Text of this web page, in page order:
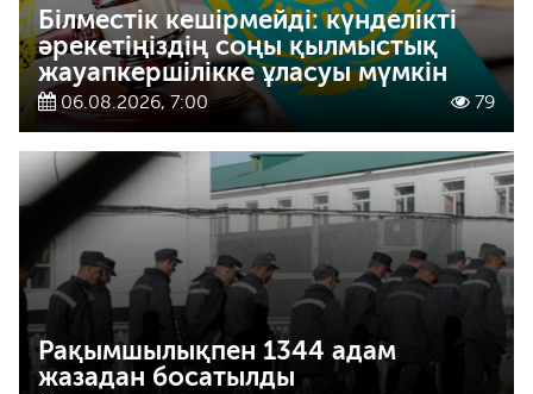
Білместік кешірмейді: күнделікті
әрекетіңіздің соңы қылмыстық
жауапкершілікке ұласуы мүмкін
06.08.2026, 7:00 79
Рақымшылықпен 1344 адам
жазадан босатылды